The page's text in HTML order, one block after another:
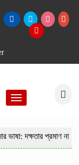
Toggle
ভাষা: দক্ষতার প্রমাণ নাকি